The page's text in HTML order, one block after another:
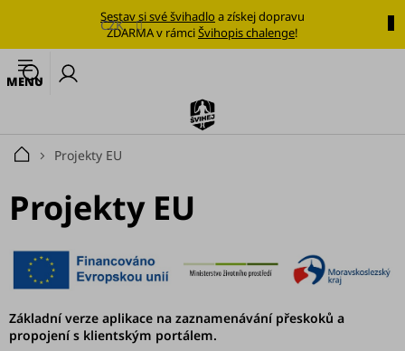
Sestav si své švihadlo a získej dopravu
ZDARMA v rámciŠvihopis chalenge!
CZK
🔥
Nejoblíbenější
Švihadla
sady
plány
Doplňky
Domů Projekty EU
Projekty EU
Základní verze aplikace na zaznamenávání přeskoků a
propojení s klientským portálem.